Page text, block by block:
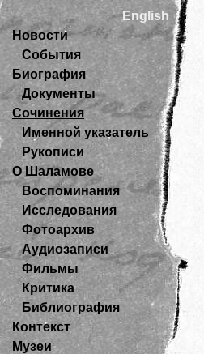
English
Новости
События
Биография
Документы
Сочинения
Именной указатель
Рукописи
О Шаламове
Воспоминания
Исследования
Фотоархив
Аудиозаписи
Фильмы
Критика
Библиография
Контекст
Музеи